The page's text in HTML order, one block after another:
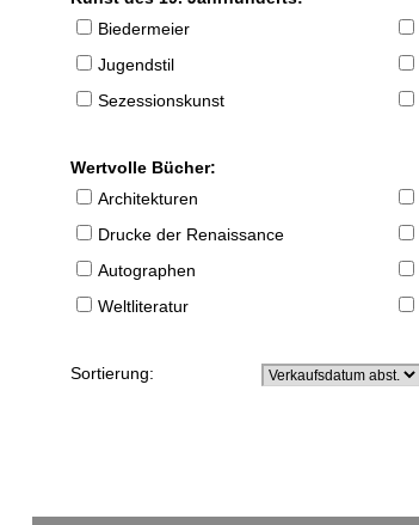
Biedermeier
Jugendstil
Sezessionskunst
Wertvolle Bücher:
Architekturen
Drucke der Renaissance
Autographen
Weltliteratur
Sortierung: